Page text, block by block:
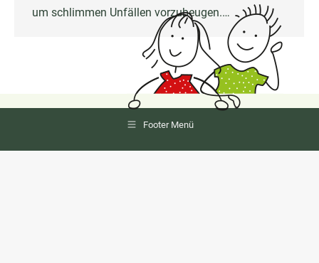
um schlimmen Unfällen vorzubeugen.…
Footer Menü